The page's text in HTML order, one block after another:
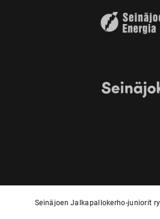
Seinäjoen Jalkapallokerho-juniorit